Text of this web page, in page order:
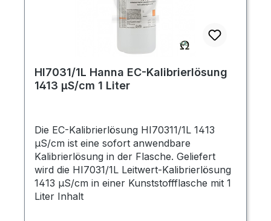
HI7031/1L Hanna EC-Kalibrierlösung
1413 µS/cm 1 Liter
Die EC-Kalibrierlösung HI70311/1L 1413
µS/cm ist eine sofort anwendbare
Kalibrierlösung in der Flasche. Geliefert
wird die HI7031/1L Leitwert-Kalibrierlösung
1413 µS/cm in einer Kunststoffflasche mit 1
Liter Inhalt